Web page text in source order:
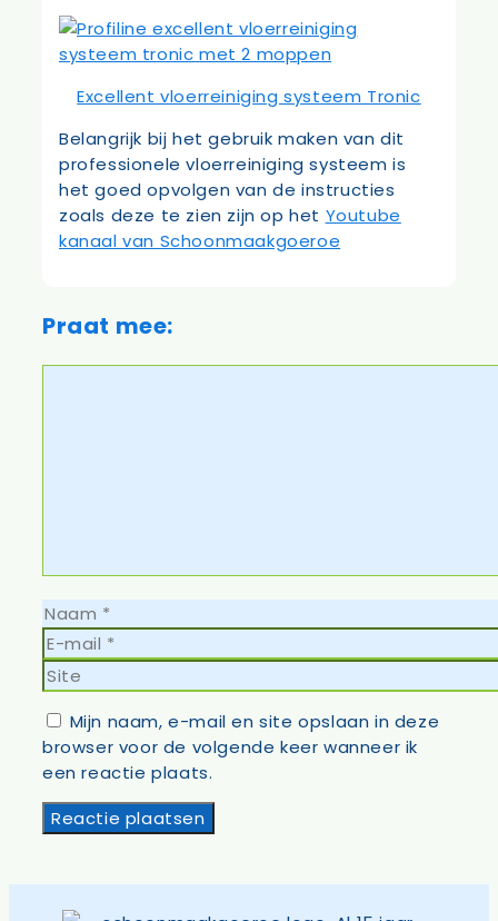
Excellent vloerreiniging systeem Tronic
Belangrijk bij het gebruik maken van dit
professionele vloerreiniging systeem is
het goed opvolgen van de instructies
zoals deze te zien zijn op het Youtube
kanaal van Schoonmaakgoeroe
Praat mee:
Naam
E-
mail
Site
Mijn naam, e-mail en site opslaan in deze
browser voor de volgende keer wanneer ik
een reactie plaats.